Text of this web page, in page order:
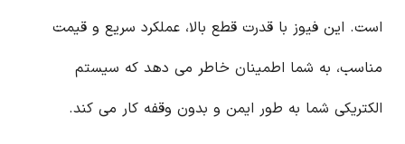
است. این فیوز با قدرت قطع بالا، عملکرد سریع و قیمت
مناسب، به شما اطمینان خاطر می دهد که سیستم
الکتریکی شما به طور ایمن و بدون وقفه کار می کند.